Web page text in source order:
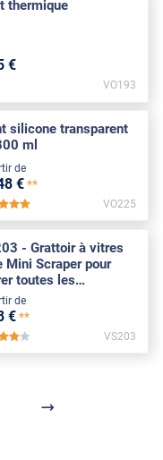
thermique
€
VO193
silicone transparent
ml
de
€ **
VO225
- Grattoir à vitres
Mini Scraper pour
toutes les
de
€ **
*****
VS203